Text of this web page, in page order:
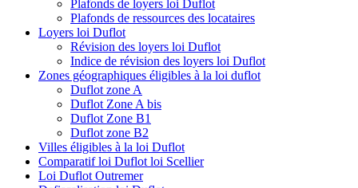
Plafonds de loyers loi Duflot
Plafonds de ressources des locataires
Loyers loi Duflot
Révision des loyers loi Duflot
Indice de révision des loyers loi Duflot
Zones géographiques éligibles à la loi duflot
Duflot zone A
Duflot Zone A bis
Duflot Zone B1
Duflot zone B2
Villes éligibles à la loi Duflot
Comparatif loi Duflot loi Scellier
Loi Duflot Outremer